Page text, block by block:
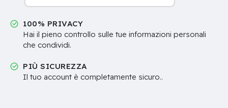
100% PRIVACY
Hai il pieno controllo sulle tue informazioni personali
che condividi.
PIÙ SICUREZZA
Il tuo account è completamente sicuro..